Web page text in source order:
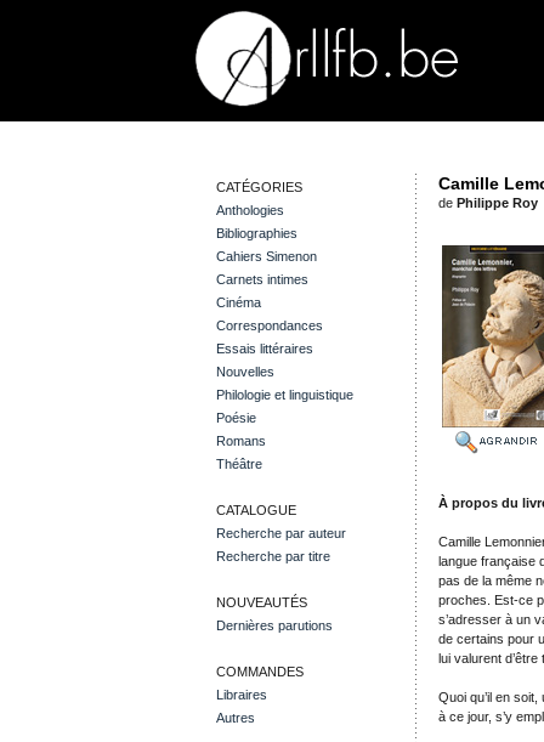
CATÉGORIES
Anthologies
Bibliographies
Cahiers Simenon
Carnets intimes
Cinéma
Correspondances
Essais littéraires
Nouvelles
Philologie et linguistique
Poésie
Romans
Théâtre
CATALOGUE
Recherche par auteur
Recherche par titre
NOUVEAUTÉS
Dernières parutions
COMMANDES
Libraires
Autres
Camille
de Philippe Roy
À propos du
Camille
langue française
pas de la même
proches. Est-ce
s’adresser à un
de certains pour
lui valurent
Quoi qu’il en
à ce jour, s’y